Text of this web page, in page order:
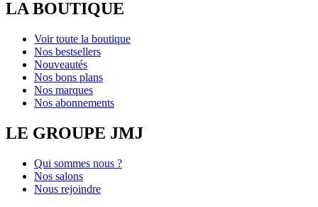
LA BOUTIQUE
Voir toute la boutique
Nos bestsellers
Nouveautés
Nos bons plans
Nos marques
Nos abonnements
LE GROUPE JMJ
Qui sommes nous ?
Nos salons
Nous rejoindre